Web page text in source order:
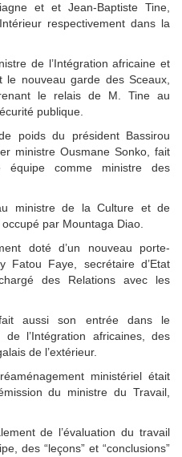
et et Jean-Baptiste Tine,
respectivement dans la
de l’Intégration africaine et
le nouveau garde des Sceaux,
le relais de M. Tine au
publique.
poids du président Bassirou
ministre Ousmane Sonko, fait
comme ministre des
ministre de la Culture et de
par Mountaga Diao.
doté d’un nouveau porte-
Fatou Faye, secrétaire d’Etat
des Relations avec les
aussi son entrée dans le
l’Intégration africaines, des
de l’extérieur.
ministériel était
du ministre du Travail,
de l’évaluation du travail
des “leçons” et “conclusions”